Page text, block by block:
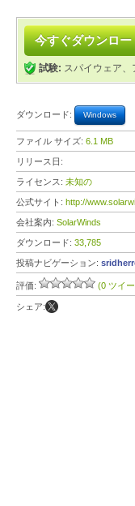
今すぐダウンロー
試験: スパイウェア
ダウンロード: Windows
ファイル サイズ: 6.1 MB
リリース日:
ライセンス: 未知の
公式サイト: http://
会社案内: SolarWinds
ダウンロード: 33,785
投稿ナビゲーション:
評価: (0 ツイ
シェア: